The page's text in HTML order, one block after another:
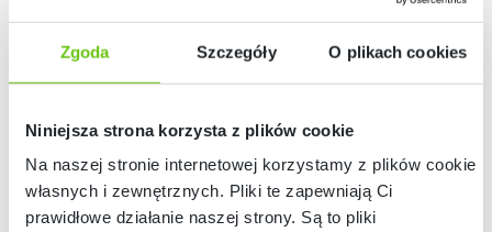
Zgoda Szczegóły O plikach cookies
Niniejsza strona korzysta z plików cookie
Na naszej stronie internetowej korzystamy z plików cookie:
własnych i zewnętrznych. Pliki te zapewniają Ci
prawidłowe działanie naszej strony. Są to pliki